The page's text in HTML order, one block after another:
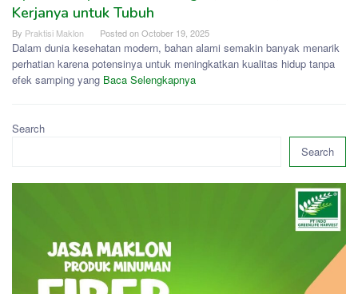
Kerjanya untuk Tubuh
By Praktisi Maklon Posted onOctober 19, 2025
Dalam dunia kesehatan modern, bahan alami semakin banyak menarik
perhatian karena potensinya untuk meningkatkan kualitas hidup tanpa
efek samping yang Baca Selengkapnya
Search
Search